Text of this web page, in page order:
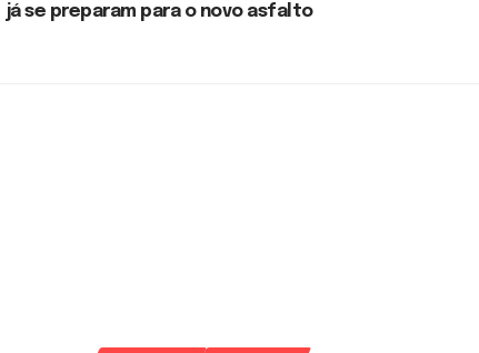
já se preparam para o novo asfalto